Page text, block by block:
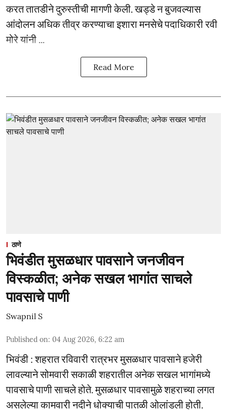
करत तातडीने दुरुस्तीची मागणी केली. खड्डे न बुजवल्यास
आंदोलन अधिक तीव्र करण्याचा इशारा मनसेचे पदाधिकारी रवी
मोरे यांनी ...
Read More
ठाणे
भिवंडीत मुसळधार पावसाने जनजीवन
विस्कळीत; अनेक सखल भागांत साचले
पावसाचे पाणी
Swapnil S
Published on: 04 Aug 2026, 6:22 am
भिवंडी : शहरात रविवारी रात्रभर मुसळधार पावसाने हजेरी
लावल्याने सोमवारी सकाळी शहरातील अनेक सखल भागांमध्ये
पावसाचे पाणी साचले होते. मुसळधार पावसामुळे शहराच्या लगत
असलेल्या कामवारी नदीने धोक्याची पातळी ओलांडली होती.